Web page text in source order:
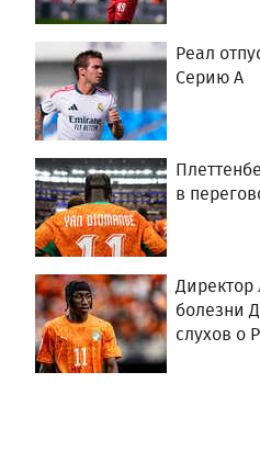
Реал
Серию А
в
Директор
болезни
слухов о